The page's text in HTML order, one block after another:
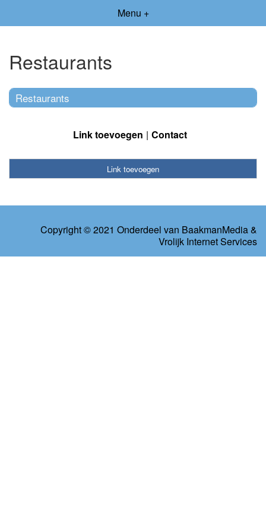
Menu +
Restaurants
Restaurants
Link toevoegen Contact
Link toevoegen
Copyright © 2021 Onderdeel van BaakmanMedia&
Vrolijk Internet Services